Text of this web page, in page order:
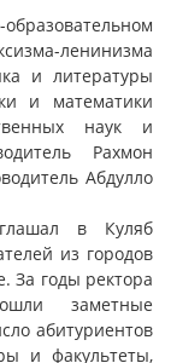
ленинизма
и литературы
и математики
наук и
Рахмон
Абдулло
в Куляб
из городов
За годы ректора
заметные
абитуриентов
и факультеты,